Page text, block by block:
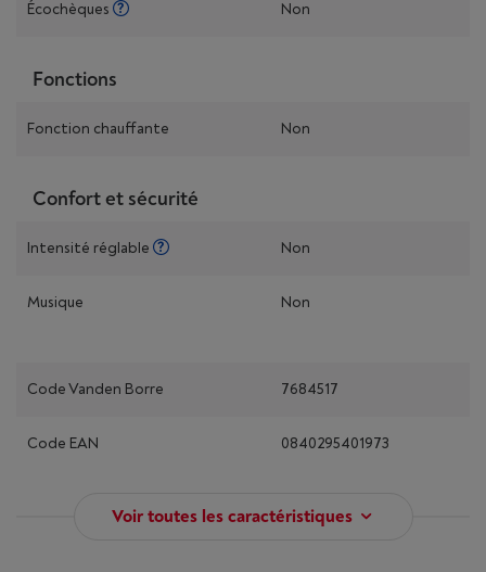
Écochèques Non
Fonctions
Fonction chauffante Non
Confort et sécurité
Intensité réglable Non
Musique Non
Code Vanden Borre 7684517
Code EAN 0840295401973
Voir toutes les caractéristiques